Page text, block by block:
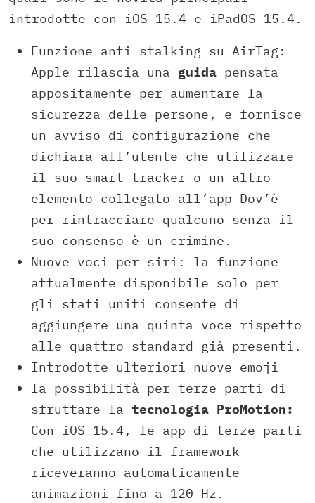
introdotte con iOS 15.4 e iPadOS 15.4.
Funzione anti stalking su AirTag:
Apple rilascia una guida pensata
appositamente per aumentare la
sicurezza delle persone, e fornisce
un avviso di configurazione che
dichiara all’utente che utilizzare
il suo smart tracker o un altro
elemento collegato all’app Dov’è
per rintracciare qualcuno senza il
suo consenso è un crimine.
Nuove voci per siri: la funzione
attualmente disponibile solo per
gli stati uniti consente di
aggiungere una quinta voce rispetto
alle quattro standard già presenti.
Introdotte ulteriori nuove emoji
la possibilità per terze parti di
sfruttare la tecnologia ProMotion:
Con iOS 15.4, le app di terze parti
che utilizzano il framework
riceveranno automaticamente
animazioni fino a 120 Hz.